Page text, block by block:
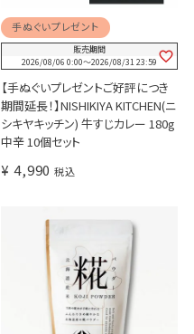
手ぬぐいプレゼント
販売期間
2026/08/06 0:00〜2026/08/31 23:59
【手ぬぐいプレゼントご好評につき
期間延長！】NISHIKIYA KITCHEN(ニ
シキヤキッチン) 牛すじカレー 180g
中辛 10個セット
¥ 4,990 税込